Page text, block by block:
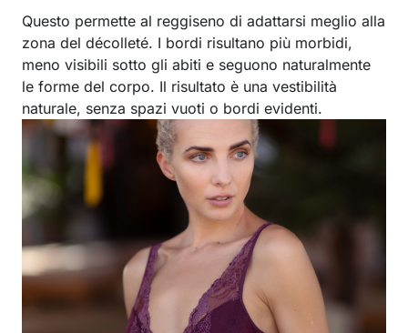
Questo permette al reggiseno di adattarsi meglio alla
zona del décolleté. I bordi risultano più morbidi,
meno visibili sotto gli abiti e seguono naturalmente
le forme del corpo. Il risultato è una vestibilità
naturale, senza spazi vuoti o bordi evidenti.